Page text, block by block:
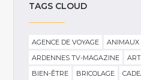
TAGS CLOUD
AGENCE DE VOYAGE ANIMAUX
ARDENNES TV-MAGAZINE
BIEN-ÊTRE
BRICOLAGE